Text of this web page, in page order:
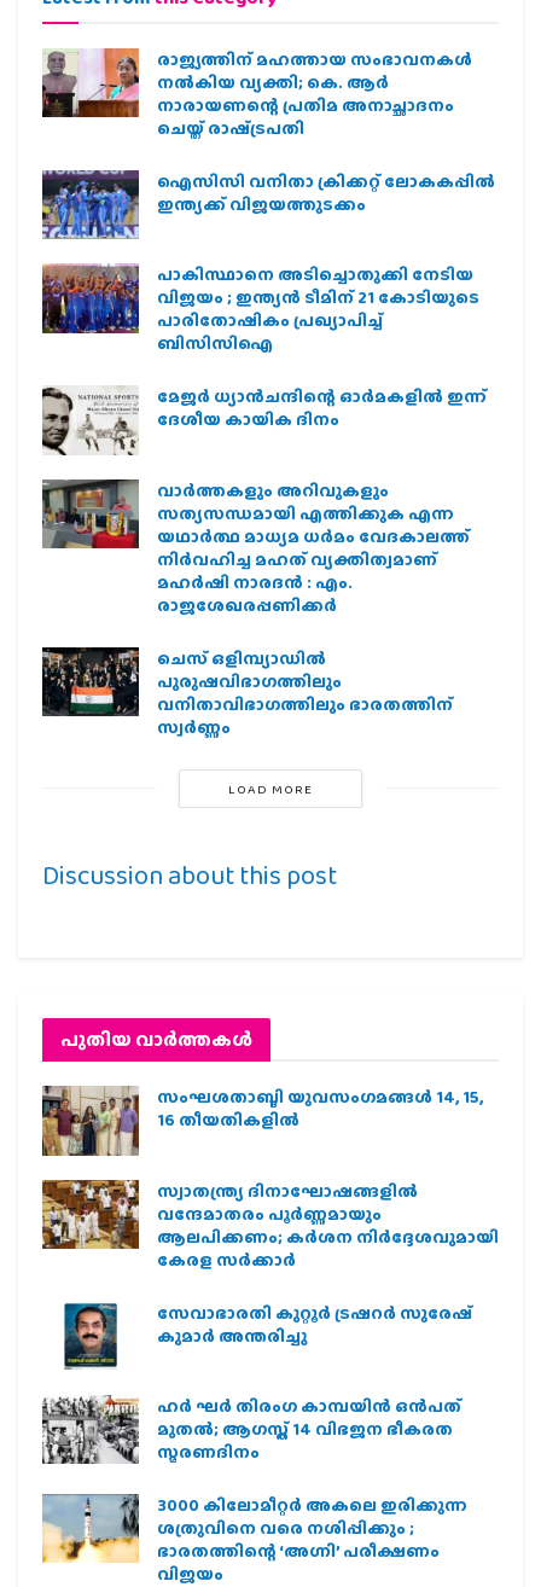
രാജ്യത്തിന് മഹത്തായ സംഭാവനകൾ
നൽകിയ വ്യക്തി; കെ. ആർ
നാരായണന്റെ പ്രതിമ അനാച്ഛാദനം
ചെയ്ത് രാഷ്‌ട്രപതി
ഐസിസി വനിതാ ക്രിക്കറ്റ് ലോകകപ്പില്‍
ഇന്ത്യക്ക് വിജയത്തുടക്കം
പാകിസ്ഥാനെ അടിച്ചൊതുക്കി നേടിയ
വിജയം ; ഇന്ത്യൻ ടീമിന് 21 കോടിയുടെ
പാരിതോഷികം പ്രഖ്യാപിച്ച്
ബിസിസിഐ
മേജർ ധ്യാൻചന്ദിന്റെ ഓർമകളിൽ ഇന്ന്
ദേശീയ കായിക ദിനം
വാർത്തകളും അറിവുകളും
സത്യസന്ധമായി എത്തിക്കുക എന്ന
യഥാർത്ഥ മാധ്യമ ധർമം വേദകാലത്ത്
നിർവഹിച്ച മഹത് വ്യക്തിത്വമാണ്
മഹർഷി നാരദൻ : എം.
രാജശേഖരപ്പണിക്കർ
ചെസ് ഒളിമ്പ്യാഡില്‍
പുരുഷവിഭാഗത്തിലും
വനിതാവിഭാഗത്തിലും ഭാരതത്തിന്
സ്വര്‍ണ്ണം
LOAD MORE
Discussion about this post
പുതിയ വാര്‍ത്തകള്‍
സംഘശതാബ്ദി യുവസംഗമങ്ങള്‍ 14, 15,
16 തീയതികളില്‍
സ്വാതന്ത്ര്യ ദിനാഘോഷങ്ങളിൽ
വന്ദേമാതരം പൂർണ്ണമായും
ആലപിക്കണം; കർശന നിർദ്ദേശവുമായി
കേരള സർക്കാർ
സേവാഭാരതി കുറ്റൂർ ട്രഷറർ സുരേഷ്
കുമാർ അന്തരിച്ചു
ഹര്‍ ഘര്‍ തിരംഗ കാമ്പയിന്‍ ഒന്‍പത്
മുതല്‍; ആഗസ്ത് 14 വിഭജന ഭീകരത
സ്മരണദിനം
3000 കിലോമീറ്റർ അകലെ ഇരിക്കുന്ന
ശത്രുവിനെ വരെ നശിപ്പിക്കും ;
ഭാരതത്തിന്റെ ‘അഗ്നി’ പരീക്ഷണം
വിജയം